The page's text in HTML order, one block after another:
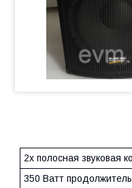
2х полосная звуковая
350 Ватт